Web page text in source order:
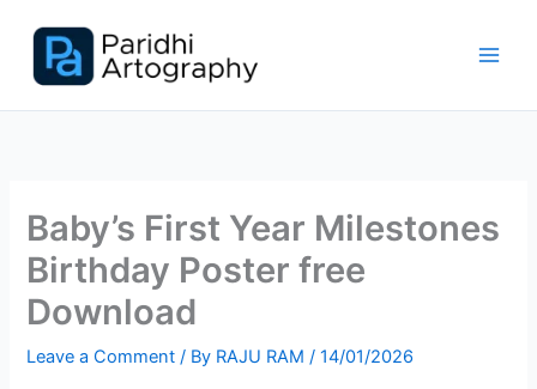
content
Baby’s First Year Milestones
Birthday Poster free
Download
Leave a Comment / By RAJU RAM/14/01/2026